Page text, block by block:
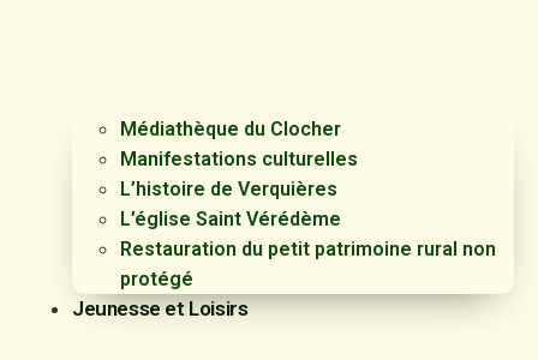
Médiathèque du Clocher
Manifestations culturelles
L’histoire de Verquières
L’église Saint Vérédème
Restauration du petit patrimoine rural non
protégé
Jeunesse et Loisirs